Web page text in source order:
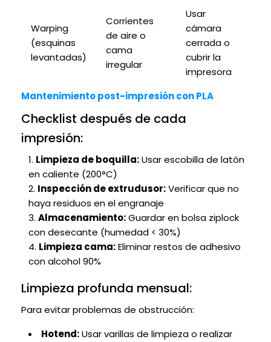
Warping
(esquinas
levantadas)
Corrientes
de aire o
cama
irregular
Usar
cámara
cerrada o
cubrir la
impresora
Mantenimiento post-impresión con PLA
Checklist después de cada
impresión:
Limpieza de boquilla:Usar escobilla de latón
en caliente (200°C)
Inspección de extrudusor:Verificar que no
haya residuos en el engranaje
Almacenamiento:Guardar en bolsa ziplock
con desecante (humedad < 30%)
Limpieza cama:Eliminar restos de adhesivo
con alcohol 90%
Limpieza profunda mensual:
Para evitar problemas de obstrucción:
Hotend:Usar varillas de limpieza o realizar